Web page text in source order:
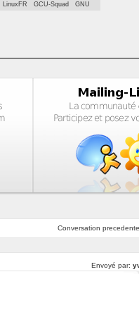
LinuxFR GCU-Squad GNU
Conversation precedente
Envoyé par: